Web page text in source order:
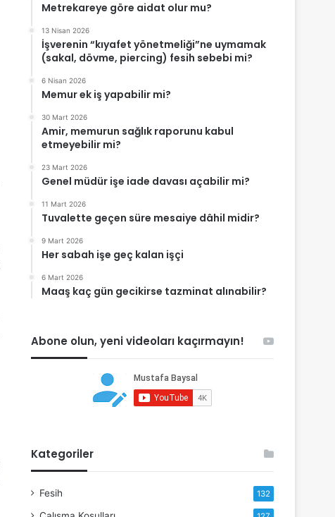
Metrekareye göre aidat olur mu?
13 Nisan 2026
İşverenin “kıyafet yönetmeliği”ne uymamak
(sakal, dövme, piercing) fesih sebebi mi?
6 Nisan 2026
Memur ek iş yapabilir mi?
30 Mart 2026
Amir, memurun sağlık raporunu kabul
etmeyebilir mi?
23 Mart 2026
Genel müdür işe iade davası açabilir mi?
11 Mart 2026
Tuvalette geçen süre mesaiye dâhil midir?
9 Mart 2026
Her sabah işe geç kalan işçi
6 Mart 2026
Maaş kaç gün gecikirse tazminat alınabilir?
Abone olun, yeni videoları kaçırmayın!
Kategoriler
Fesih 132